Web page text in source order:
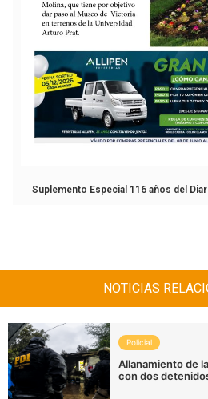
Suplemento Especial 116 años del
NOTICIAS
Policial
Allanamiento de
con dos